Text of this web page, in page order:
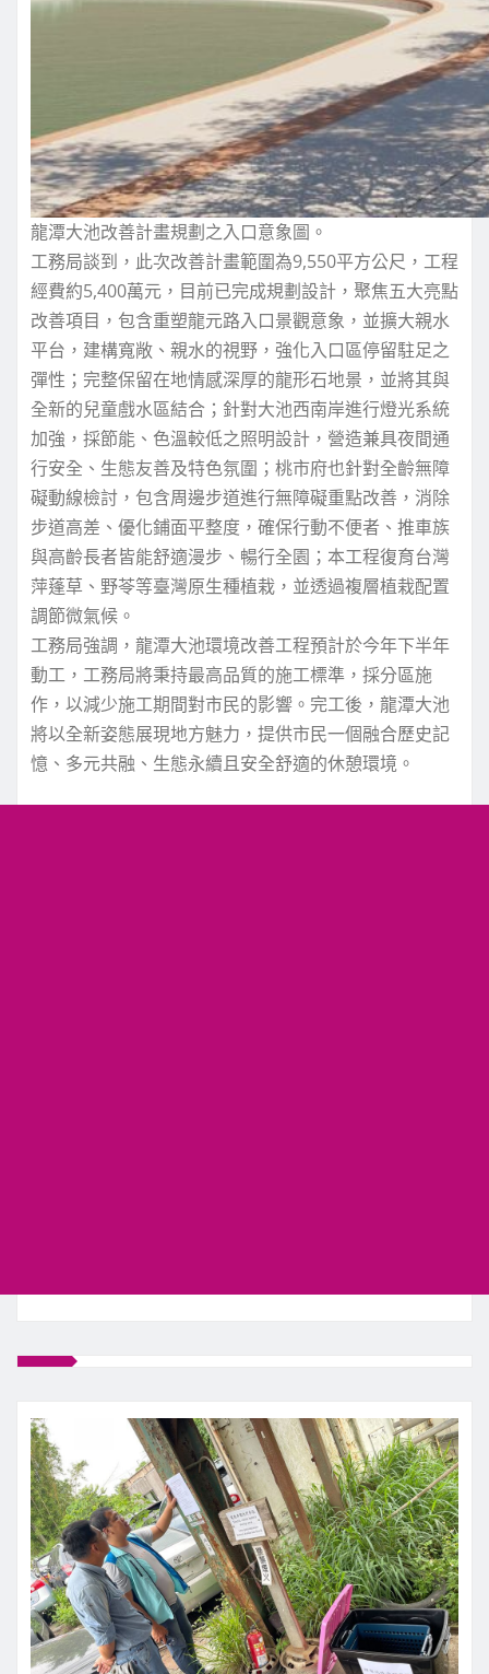
龍潭大池改善計畫規劃之入口意象圖。
工務局談到，此次改善計畫範圍為9,550平方公尺，工程
經費約5,400萬元，目前已完成規劃設計，聚焦五大亮點
改善項目，包含重塑龍元路入口景觀意象，並擴大親水
平台，建構寬敞、親水的視野，強化入口區停留駐足之
彈性；完整保留在地情感深厚的龍形石地景，並將其與
全新的兒童戲水區結合；針對大池西南岸進行燈光系統
加強，採節能、色溫較低之照明設計，營造兼具夜間通
行安全、生態友善及特色氛圍；桃市府也針對全齡無障
礙動線檢討，包含周邊步道進行無障礙重點改善，消除
步道高差、優化鋪面平整度，確保行動不便者、推車族
與高齡長者皆能舒適漫步、暢行全園；本工程復育台灣
萍蓬草、野苓等臺灣原生種植栽，並透過複層植栽配置
調節微氣候。
工務局強調，龍潭大池環境改善工程預計於今年下半年
動工，工務局將秉持最高品質的施工標準，採分區施
作，以減少施工期間對市民的影響。完工後，龍潭大池
將以全新姿態展現地方魅力，提供市民一個融合歷史記
憶、多元共融、生態永續且安全舒適的休憩環境。